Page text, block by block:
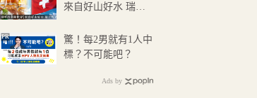
來自好山好水 瑞士
驚！每2男就有1人中
標？不可能吧？
PR
Ads by